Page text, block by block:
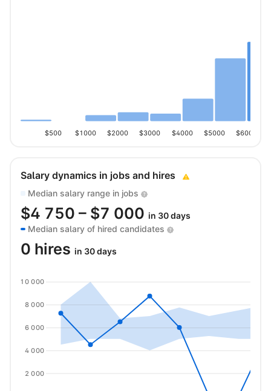
$500 $1000 $2000 $3000 $4000 $5000 $6000
Salary dynamics in jobs and hires
Median salary range in jobs
$4 750 – $7 000 in 30 days
Median salary of hired candidates
0 hires in 30 days
2 000
4 000
6 000
8 000
10 000